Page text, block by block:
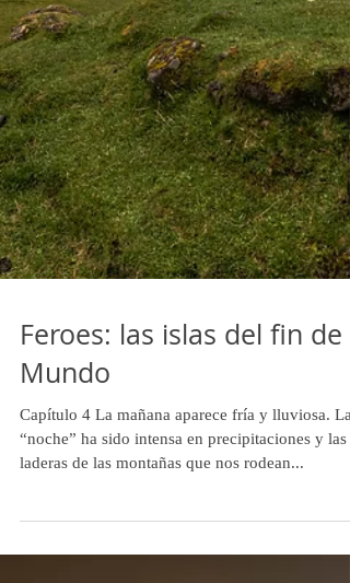
Feroes: las islas del fin de
Mundo
Capítulo 4 La mañana aparece fría y lluviosa. La